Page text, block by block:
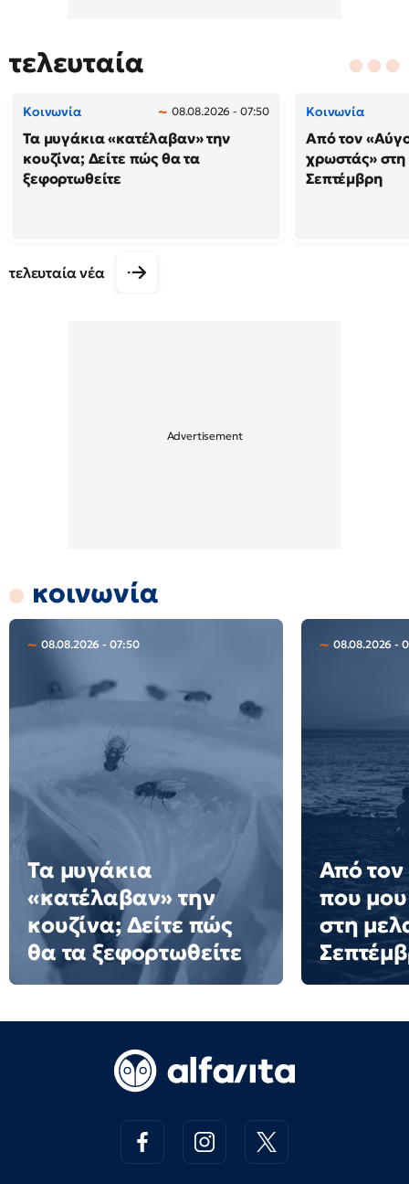
τελευταία
Κοινωνία 08.08.2026 - 07:50
Τα μυγάκια «κατέλαβαν» την
κουζίνα; Δείτε πώς θα τα
ξεφορτωθείτε
Κοινωνία
Από τον
χρωστάς»
Σεπτέμβρη
τελευταία νέα
κοινωνία
08.08.2026 - 07:50
Τα μυγάκια
«κατέλαβαν» την
κουζίνα; Δείτε πώς
θα τα ξεφορτωθείτε
08.08.2026 -
Από
που
στη